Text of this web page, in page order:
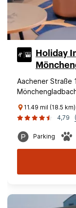
Holiday
Aachener Straße
11.49 mil (18.5
4,79
Parking